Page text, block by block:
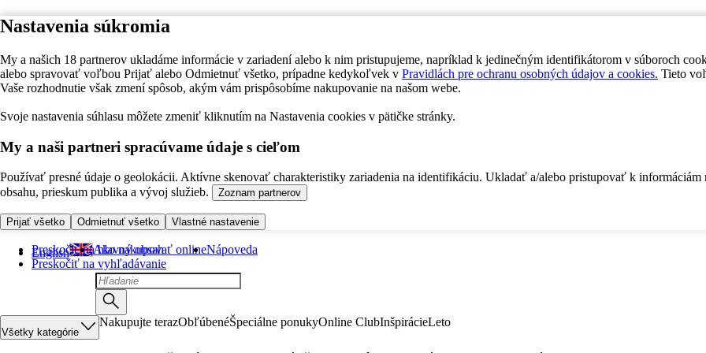
Nastavenia súkromia
My a našich 18 partnerov ukladáme informácie v zariadení alebo k nim pristupujeme, napríklad k jedinečným identifikátorom v súboroch
alebo spravovať voľbou Prijať alebo Odmietnuť všetko, prípadne kedykoľvek v Pravidlách pre ochranu osobných údajov a cookies. Tieto
Vaše rozhodnutie však zmení spôsob, akým vám prispôsobíme nakupovanie na našom webe.
Svoje nastavenia súhlasu môžete zmeniť kliknutím na Nastavenia cookies v pätičke stránky.
My a naši partneri spracúvame údaje s cieľom
Používať presné údaje o geolokácii. Aktívne skenovať charakteristiky zariadenia na identifikáciu. Ukladať a/alebo pristupovať k informáciám
obsahu, prieskum publika a vývoj služieb.
Zoznam partnerov
Prijať všetko Odmietnuť všetko Vlastné nastavenie
Preskočiť na hlavný obsah
Preskočiť na vyhľadávanie
English Ako nakupovať onlineNápoveda
Všetky kategórie
Nakupujte terazObľúbenéŠpeciálne ponukyOnline ClubInšpirácieLeto